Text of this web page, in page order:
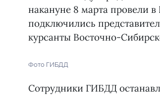
накануне 8 марта провели
подключились
курсанты Восточно-
Фото ГИБДД
Сотрудники ГИБДД